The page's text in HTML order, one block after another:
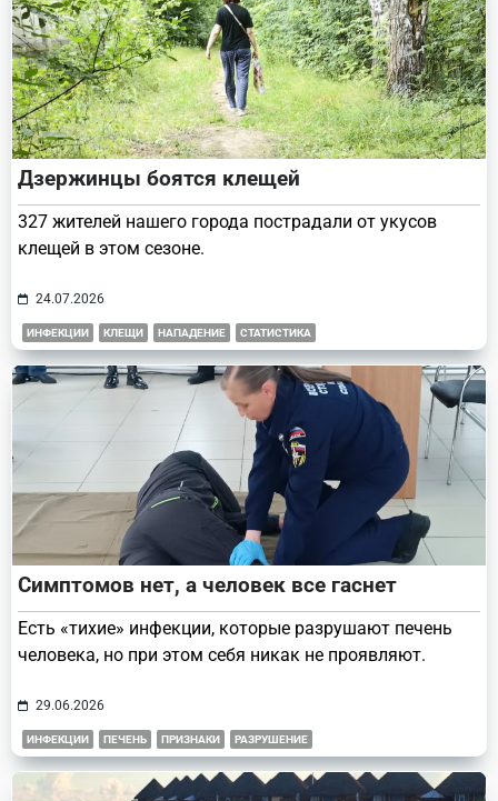
Дзержинцы боятся клещей
327 жителей нашего города пострадали от укусов
клещей в этом сезоне.
24.07.2026
ИНФЕКЦИИ КЛЕЩИ НАПАДЕНИЕ СТАТИСТИКА
Симптомов нет, а человек все гаснет
Есть «тихие» инфекции, которые разрушают печень
человека, но при этом себя никак не проявляют.
29.06.2026
ИНФЕКЦИИ ПЕЧЕНЬ ПРИЗНАКИ РАЗРУШЕНИЕ